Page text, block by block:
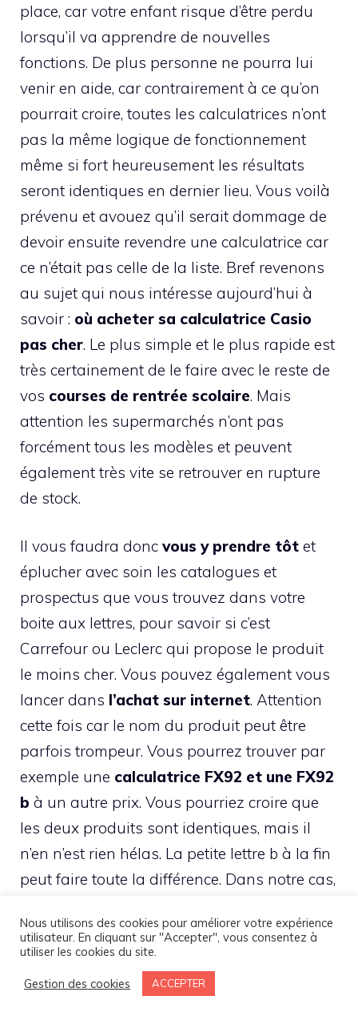
place, car votre enfant risque d’être perdu
lorsqu’il va apprendre de nouvelles
fonctions. De plus personne ne pourra lui
venir en aide, car contrairement à ce qu’on
pourrait croire, toutes les calculatrices n’ont
pas la même logique de fonctionnement
même si fort heureusement les résultats
seront identiques en dernier lieu. Vous voilà
prévenu et avouez qu’il serait dommage de
devoir ensuite revendre une calculatrice car
ce n’était pas celle de la liste. Bref revenons
au sujet qui nous intéresse aujourd’hui à
savoir : où acheter sa calculatrice Casio
pas cher. Le plus simple et le plus rapide est
très certainement de le faire avec le reste de
vos courses de rentrée scolaire. Mais
attention les supermarchés n’ont pas
forcément tous les modèles et peuvent
également très vite se retrouver en rupture
de stock.
Il vous faudra donc vous y prendre tôt et
éplucher avec soin les catalogues et
prospectus que vous trouvez dans votre
boite aux lettres, pour savoir si c’est
Carrefour ou Leclerc qui propose le produit
le moins cher. Vous pouvez également vous
lancer dans l’achat sur internet. Attention
cette fois car le nom du produit peut être
parfois trompeur. Vous pourrez trouver par
exemple une calculatrice FX92 et une FX92
b à un autre prix. Vous pourriez croire que
les deux produits sont identiques, mais il
n’en n’est rien hélas. La petite lettre b à la fin
peut faire toute la différence. Dans notre cas,
modèle. Les fonctions restent les mêmes,
mais vous perdrez certaines options
supplémentaires qui pourraient faire gagner
Nous utilisons des cookies pour améliorer votre expérience
utilisateur. En cliquant sur "Accepter", vous consentez à
utiliser les cookies du site.
Gestion des cookies ACCEPTER